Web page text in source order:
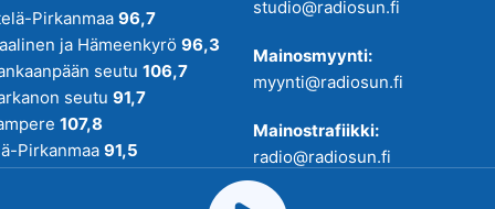
Pirkanmaa 96,7
ja Hämeenkyrö 96,3
seutu 106,7
seutu 91,7
107,8
Pirkanmaa 91,5
Pirmedioita.
studio@radiosun.fi
Mainosmyynti:
myynti@radiosun.fi
Mainostrafiikki:
radio@radiosun.fi